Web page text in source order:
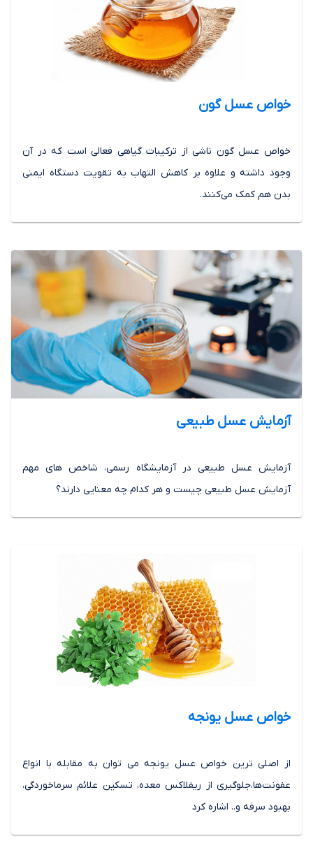
خواص عسل گون
خواص عسل گون ناشی از ترکیبات گیاهی فعالی است که در آن
وجود داشته و علاوه بر کاهش التهاب به تقویت دستگاه ایمنی
بدن هم کمک می‌کنند.
آزمایش عسل طبیعی
آزمایش عسل طبیعی در آزمایشگاه رسمی، شاخص های مهم
آزمایش عسل طبیعی چیست و هر کدام چه معنایی دارند؟
خواص عسل یونجه
از اصلی ترین خواص عسل یونجه می توان به مقابله با انواع
عفونت‌ها،جلوگیری از ریفلاکس معده، تسکین علائم سرماخوردگی،
بهبود سرفه و.. اشاره کرد